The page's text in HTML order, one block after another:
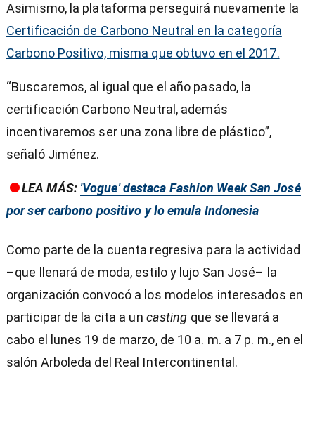
Asimismo, la plataforma perseguirá nuevamente la
Certificación de Carbono Neutral en la categoría
Carbono Positivo, misma que obtuvo en el 2017.
“Buscaremos, al igual que el año pasado, la
certificación Carbono Neutral, además
incentivaremos ser una zona libre de plástico”,
señaló Jiménez.
LEA MÁS: 'Vogue' destaca Fashion Week San José
por ser carbono positivo y lo emula Indonesia
Como parte de la cuenta regresiva para la actividad
–que llenará de moda, estilo y lujo San José– la
organización convocó a los modelos interesados en
participar de la cita a un casting que se llevará a
cabo el lunes 19 de marzo, de 10 a. m. a 7 p. m., en el
salón Arboleda del Real Intercontinental.